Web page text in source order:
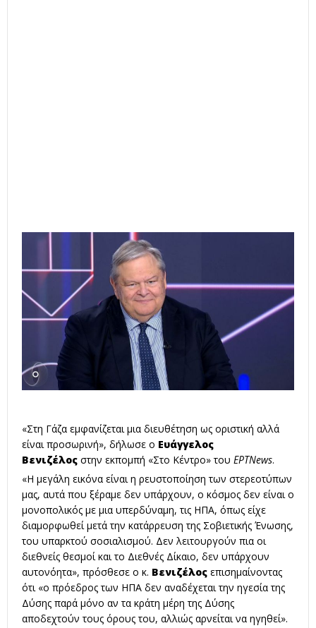
«Στη Γάζα εμφανίζεται μια διευθέτηση ως οριστική αλλά
είναι προσωρινή», δήλωσε ο Ευάγγελος
Βενιζέλος στην εκπομπή «Στο Κέντρο» του ΕΡΤΝews.
«Η μεγάλη εικόνα είναι η ρευστοποίηση των στερεοτύπων
μας, αυτά που ξέραμε δεν υπάρχουν, ο κόσμος δεν είναι ο
μονοπολικός με μια υπερδύναμη, τις ΗΠΑ, όπως είχε
διαμορφωθεί μετά την κατάρρευση της Σοβιετικής Ένωσης,
του υπαρκτού σοσιαλισμού. Δεν λειτουργούν πια οι
διεθνείς θεσμοί και το Διεθνές Δίκαιο, δεν υπάρχουν
αυτονόητα», πρόσθεσε ο κ. Βενιζέλος επισημαίνοντας
ότι «ο πρόεδρος των ΗΠΑ δεν αναδέχεται την ηγεσία της
Δύσης παρά μόνο αν τα κράτη μέρη της Δύσης
αποδεχτούν τους όρους του, αλλιώς αρνείται να ηγηθεί».